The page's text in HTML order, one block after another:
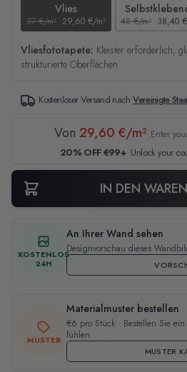
Vlies
37 €/m² 29,60 €/m² 48 €/m² 38,40
Vliesfototapete: Kleister erforderlich,
strukturierte Oberflächen
Kostenloser Versand nachVereinigte
Von 29,60 €/m² Enter
20% OFF €99+ Unlock your
IN DEN
KOSTENLOS
24H
An Ihrer Wand sehen
Designvorschau dieses
MUSTER
Materialmuster bestellen
€6 pro Stück · Bestellen Sie
fühlen.
MUSTER